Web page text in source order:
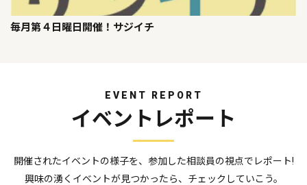
毎月第４日曜日開催！サジイチ
EVENT REPORT
イベントレポート
開催されたイベントの様子を、参加した相談員の視点でレポート!
興味の湧くイベントが見つかったら、チェックしていこう。